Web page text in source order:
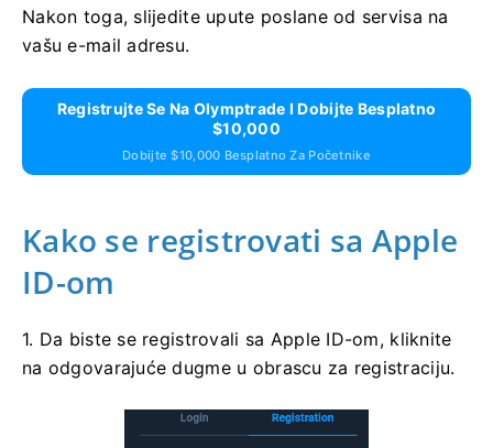
Nakon toga, slijedite upute poslane od servisa na
vašu e-mail adresu.
Registrujte Se Na Olymptrade I Dobijte Besplatno
$10,000
Dobijte $10,000 Besplatno Za Početnike
Kako se registrovati sa Apple
ID-om
1. Da biste se registrovali sa Apple ID-om, kliknite
na odgovarajuće dugme u obrascu za registraciju.